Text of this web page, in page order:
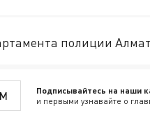
полиции
Подписывайтесь на наши
и первыми узнавайте о